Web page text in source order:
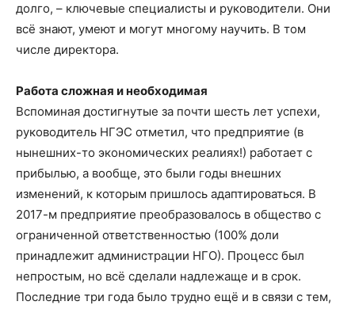
долго, – ключевые специалисты и руководители. Они
всё знают, умеют и могут многому научить. В том
числе директора.
Работа сложная и необходимая
Вспоминая достигнутые за почти шесть лет успехи,
руководитель НГЭС отметил, что предприятие (в
нынешних-то экономических реалиях!) работает с
прибылью, а вообще, это были годы внешних
изменений, к которым пришлось адаптироваться. В
2017-м предприятие преобразовалось в общество с
ограниченной ответственностью (100% доли
принадлежит администрации НГО). Процесс был
непростым, но всё сделали надлежаще и в срок.
Последние три года было трудно ещё и в связи с тем,